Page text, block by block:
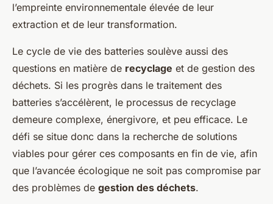
l’empreinte environnementale élevée de leur
extraction et de leur transformation.
Le cycle de vie des batteries soulève aussi des
questions en matière de recyclage et de gestion des
déchets. Si les progrès dans le traitement des
batteries s’accélèrent, le processus de recyclage
demeure complexe, énergivore, et peu efficace. Le
défi se situe donc dans la recherche de solutions
viables pour gérer ces composants en fin de vie, afin
que l’avancée écologique ne soit pas compromise par
des problèmes de gestion des déchets.